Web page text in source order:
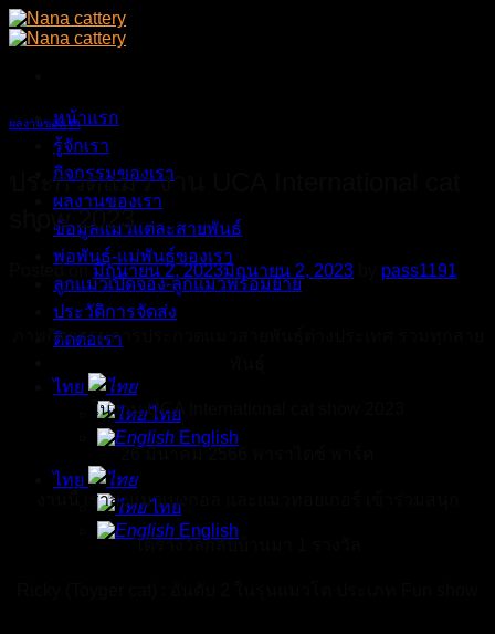
Skip
to
หน้าแรก
รู้จักเรา
กิจกรรมของเรา
ผลงานของเรา
ข้อมูลแมวแต่ละสายพันธ์
พ่อพันธุ์-แม่พันธุ์ของเรา
ลูกแมวเปิดจอง-ลูกแมวพร้อมย้าย
ประวัติการจัดส่ง
ติดต่อเรา
ไทย
ไทย
English
ไทย
ไทย
English
ผลงานของเรา
ประกวดแมว งาน UCA International cat
show 2023
Posted onมิถุนายน 2, 2023มิถุนายน 2, 2023 pass1191
ภาพกิจกรรมการประกวดแมวสายพันธุ์ต่างประเทศ รวมทุกสาย
ในงาน UCA International cat show 2023
งานนี้ เราส่งแมวเบงกอล และแมวทอยเกอร์ เข้าร่วมสนุก
ได้รางวัลกลับบ้านมา 1 รางวัล